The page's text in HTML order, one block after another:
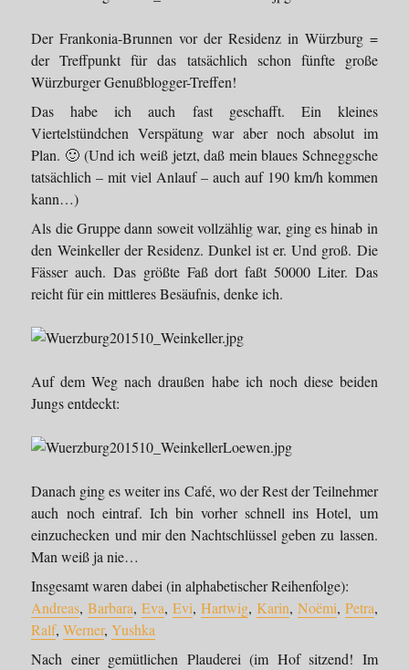
Der Frankonia-Brunnen vor der Residenz in Würzburg =
der Treffpunkt für das tatsächlich schon fünfte große
Würzburger Genußblogger-Treffen!
Das habe ich auch fast geschafft. Ein kleines
Viertelstündchen Verspätung war aber noch absolut im
Plan. 🙂 (Und ich weiß jetzt, daß mein blaues Schneggsche
tatsächlich – mit viel Anlauf – auch auf 190 km/h kommen
kann…)
Als die Gruppe dann soweit vollzählig war, ging es hinab in
den Weinkeller der Residenz. Dunkel ist er. Und groß. Die
Fässer auch. Das größte Faß dort faßt 50000 Liter. Das
reicht für ein mittleres Besäufnis, denke ich.
Auf dem Weg nach draußen habe ich noch diese beiden
Jungs entdeckt:
Danach ging es weiter ins Café, wo der Rest der Teilnehmer
auch noch eintraf. Ich bin vorher schnell ins Hotel, um
einzuchecken und mir den Nachtschlüssel geben zu lassen.
Man weiß ja nie…
Insgesamt waren dabei (in alphabetischer Reihenfolge):
Andreas,Barbara,Eva,Evi, Hartwig, Karin, Noëmi, Petra,
Ralf,Werner,Yushka
Nach einer gemütlichen Plauderei (im Hof sitzend! Im